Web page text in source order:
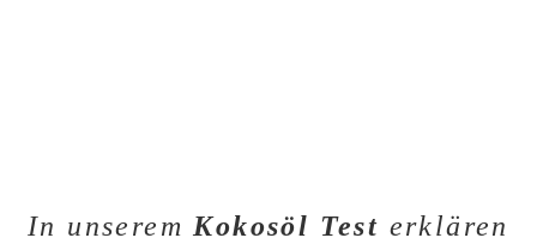
In unserem Kokosöl Test erklären